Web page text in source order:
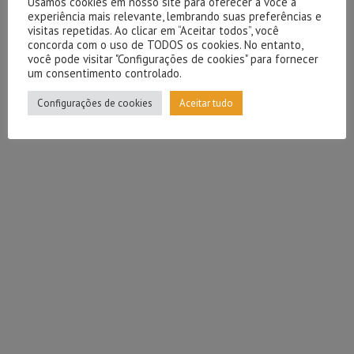
experiência mais relevante, lembrando suas preferências e
visitas repetidas. Ao clicar em “Aceitar todos”, você
concorda com o uso de TODOS os cookies. No entanto,
você pode visitar "Configurações de cookies" para fornecer
um consentimento controlado.
Configurações de cookies Aceitar tudo